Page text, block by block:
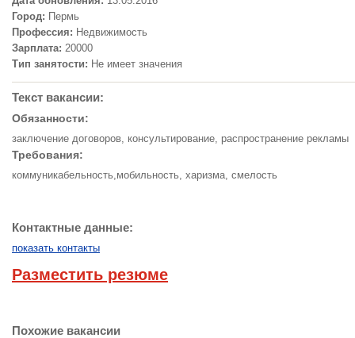
Город: Пермь
Профессия: Недвижимость
Зарплата: 20000
Тип занятости: Не имеет значения
Текст вакансии:
Обязанности:
заключение договоров, консультирование, распространение рекламы
Требования:
коммуникабельность,мобильность, харизма, смелость
Контактные данные:
показать контакты
Разместить резюме
Похожие вакансии